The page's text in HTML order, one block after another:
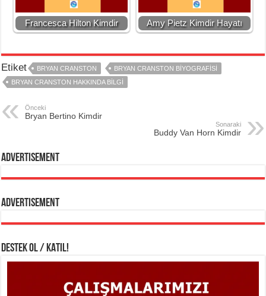
Francesca Hilton Kimdir Amy Pietz Kimdir Hayatı
Etiket BRYAN CRANSTON
BRYAN CRANSTON BIYOGRAFISI
BRYAN CRANSTON HAKKINDA BILGI
Önceki
Bryan Bertino Kimdir
Sonaraki
Buddy Van Horn Kimdir
Advertisement
Advertisement
DESTEK OL / KATIL!